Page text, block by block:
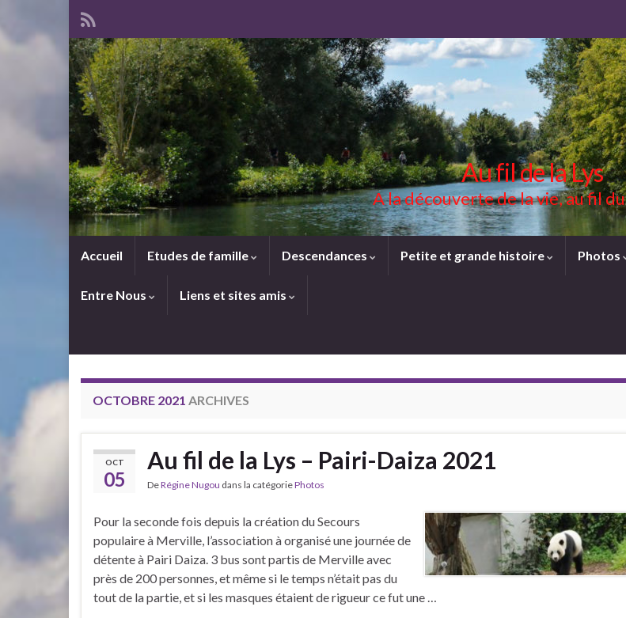
Au fil de la Lys
A la découverte de la vie, au fil
Accueil Etudes de famille Descendances Petite et grande histoire Photos
Entre Nous Liens et sites amis
OCTOBRE 2021 ARCHIVES
OCT
05
Au fil de la Lys – Pairi-Daiza 2021
DeRégine Nugou dans la catégoriePhotos
Pour la seconde fois depuis la création du Secours
populaire à Merville, l’association à organisé une journée de
détente à Pairi Daiza. 3 bus sont partis de Merville avec
près de 200 personnes, et même si le temps n’était pas du
tout de la partie, et si les masques étaient de rigueur ce fut une …